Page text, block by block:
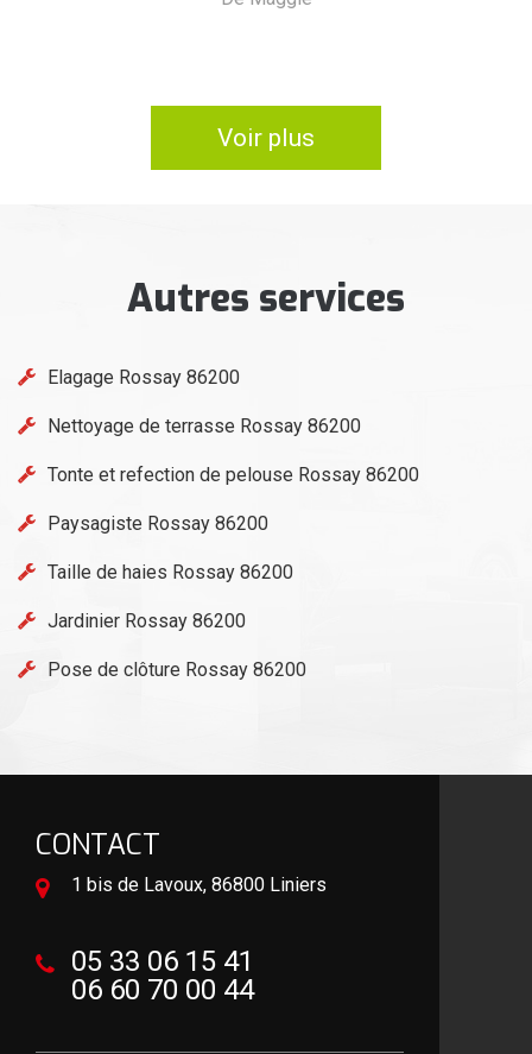
Voir plus
Autres services
Elagage Rossay 86200
Nettoyage de terrasse Rossay 86200
Tonte et refection de pelouse Rossay 86200
Paysagiste Rossay 86200
Taille de haies Rossay 86200
Jardinier Rossay 86200
Pose de clôture Rossay 86200
CONTACT
1 bis de Lavoux, 86800 Liniers
05 33 06 15 41
06 60 70 00 44